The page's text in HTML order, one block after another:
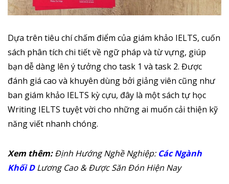
Dựa trên tiêu chí chấm điểm của giám khảo IELTS, cuốn
sách phân tích chi tiết về ngữ pháp và từ vựng, giúp
bạn dễ dàng lên ý tưởng cho task 1 và task 2. Được
đánh giá cao và khuyên dùng bởi giảng viên cũng như
ban giám khảo IELTS kỳ cựu, đây là một sách tự học
Writing IELTS tuyệt vời cho những ai muốn cải thiện kỹ
năng viết nhanh chóng.
Xem thêm:Định Hướng Nghề Nghiệp: Các Ngành
Khối D Lương Cao & Được Săn Đón Hiện Nay